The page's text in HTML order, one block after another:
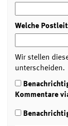
Welche
Wir stellen
unterscheiden.
Kommentare